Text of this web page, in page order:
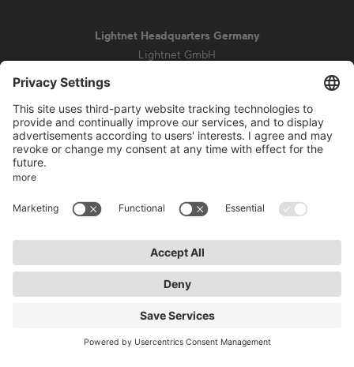
Lightnet Headquarters Germany
Lightnet GmbH
info@lightnet.de
Aviso de privacidad
Conditions de garantie
Accessibilité